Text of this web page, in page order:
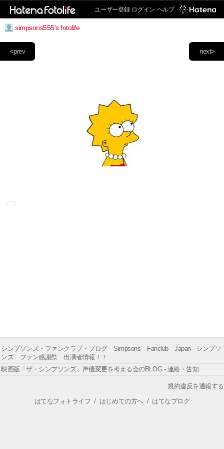
ユーザー登録 ログイン ヘルプ
simpsons555's fotolife
next>
<prev
シンプソンズ・ファンクラブ・ブログ Simpsons Fanclub Japan - シンプソ
ンズ ファン感謝祭 出演者情報！！
映画版「ザ・シンプソンズ」声優変更を考える会のBLOG - 連絡・告知
規約違反を通報する
はてなフォトライフ / はじめての方へ/ はてなブログ